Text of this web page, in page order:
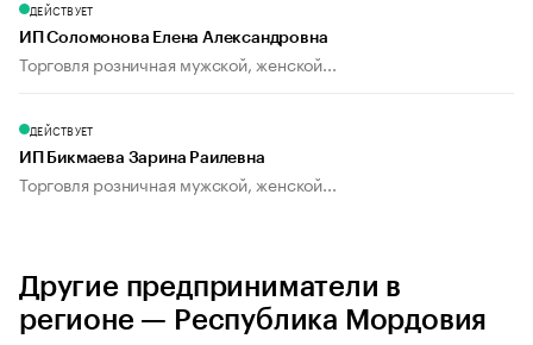
ДЕЙСТВУЕТ
ИП Соломонова Елена Александровна
Торговля розничная мужской, женской...
ДЕЙСТВУЕТ
ИП Бикмаева Зарина Раилевна
Торговля розничная мужской, женской...
Другие предприниматели в
регионе — Республика Мордовия